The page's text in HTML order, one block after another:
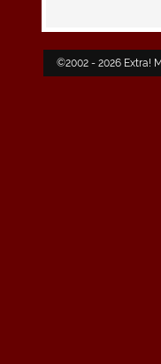
©2002 - 2026 Extra!